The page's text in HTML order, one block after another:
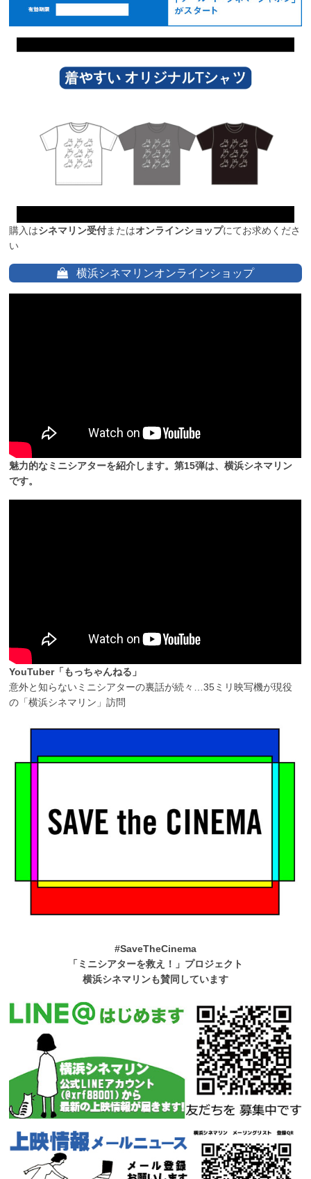
購入はシネマリン受付またはオンラインショップにてお求めくださ
い
横浜シネマリンオンラインショップ
魅力的なミニシアターを紹介します。第15弾は、横浜シネマリン
です。
YouTuber「もっちゃんねる」
意外と知らないミニシアターの裏話が続々…35ミリ映写機が現役
の「横浜シネマリン」訪問
#SaveTheCinema
「ミニシアターを救え！」プロジェクト
横浜シネマリンも賛同しています